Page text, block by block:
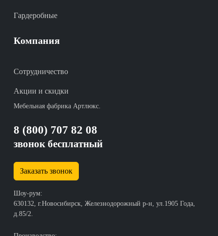
Гардеробные
Компания
Сотрудничество
Акции и скидки
Мебельная фабрика Артлюкс.
8 (800) 707 82 08
звонок бесплатный
Заказать звонок
Шоу-рум:
630132, г.Новосибирск, Железнодорожный р-н, ул.1905 Года,
д.85/2.